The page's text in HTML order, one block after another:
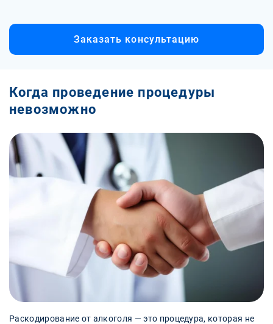
Заказать консультацию
Когда проведение процедуры
невозможно
Раскодирование от алкоголя — это процедура, которая не